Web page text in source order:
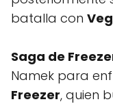
batalla con
Saga de
Namek para
Freezer, quien